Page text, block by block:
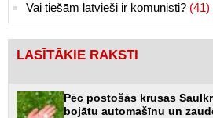
Vai tiešām latvieši ir komunisti? (41)
LASĪTĀKIE RAKSTI
Pēc postošās krusas
bojātu automašīnu un